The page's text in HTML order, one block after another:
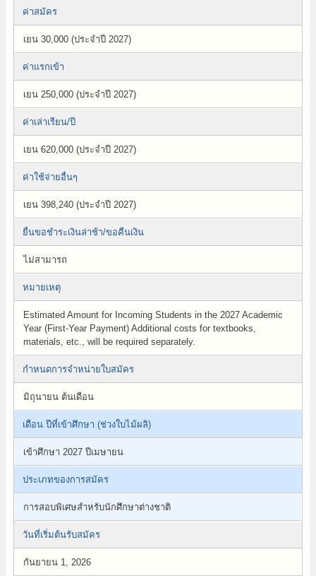
ค่าสมัคร
เยน 30,000 (ประจำปี 2027)
ค่าแรกเข้า
เยน 250,000 (ประจำปี 2027)
ค่าเล่าเรียน/ปี
เยน 620,000 (ประจำปี 2027)
ค่าใช้จ่ายอื่นๆ
เยน 398,240 (ประจำปี 2027)
ยื่นขอชำระเงินล่าช้า/ขอคืนเงิน
ไม่สามารถ
หมายเหตุ
Estimated Amount for Incoming Students in the 2027 Academic
Year (First-Year Payment) Additional costs for textbooks,
materials, etc., will be required separately.
กำหนดการจำหน่ายใบสมัคร
มิถุนายน ต้นเดือน
เดือน ปีที่เข้าศึกษา (ช่วงใบไม้ผลิ)
เข้าศึกษา 2027 ปีเมษายน
ประเภทของการสมัคร
การสอบพิเศษสำหรับนักศึกษาต่างชาติ
วันที่เริ่มต้นรับสมัคร
กันยายน 1, 2026